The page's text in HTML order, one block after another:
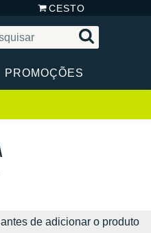
CESTO
PROMOÇÕES
antes de adicionar o produto